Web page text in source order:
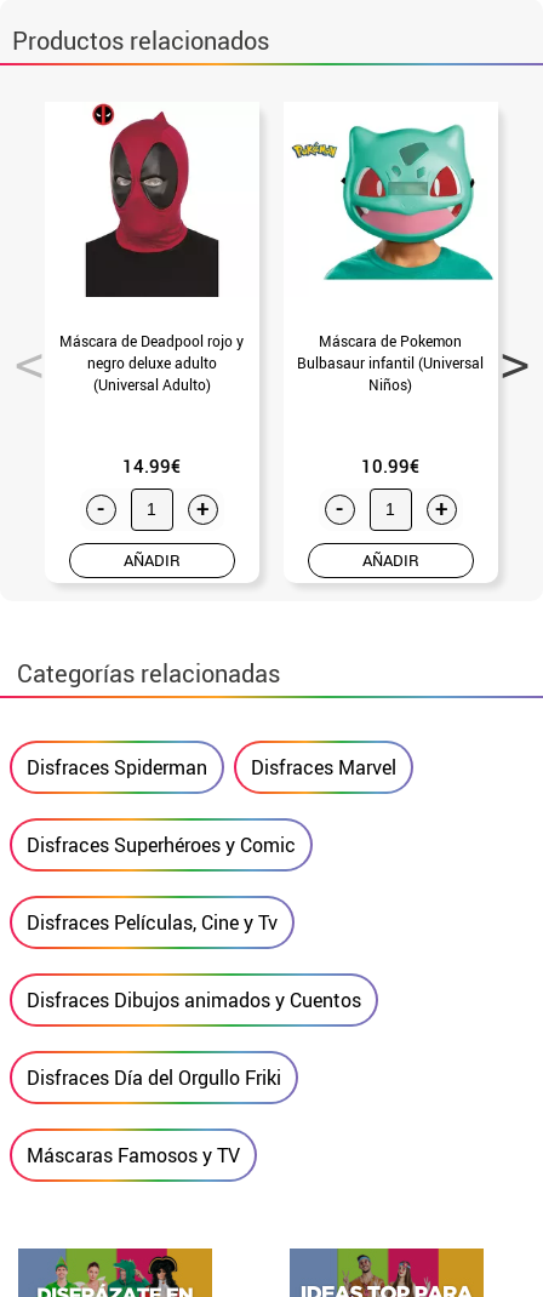
Productos relacionados
Máscara de Deadpool rojo y
negro deluxe adulto
(Universal Adulto)
14.99€
- +
AÑADIR
Máscara de Pokemon
Bulbasaur infantil (Universal
Niños)
10.99€
- +
AÑADIR
Categorías relacionadas
Disfraces Spiderman Disfraces Marvel
Disfraces Superhéroes y Comic
Disfraces Películas, Cine y Tv
Disfraces Dibujos animados y Cuentos
Disfraces Día del Orgullo Friki
Máscaras Famosos y TV